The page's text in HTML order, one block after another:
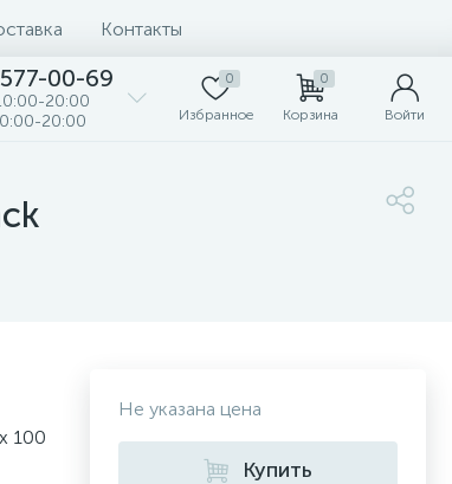
Контакты
577-00-69
20:00
20:00
0
Избранное
0
Корзина Войти
100
Не указана цена
Купить